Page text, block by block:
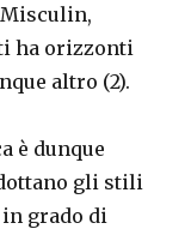
ha orizzonti
altro (2).
è dunque
gli stili
grado di